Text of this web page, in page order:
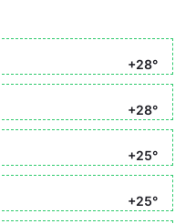
+28°
+28°
+25°
+25°